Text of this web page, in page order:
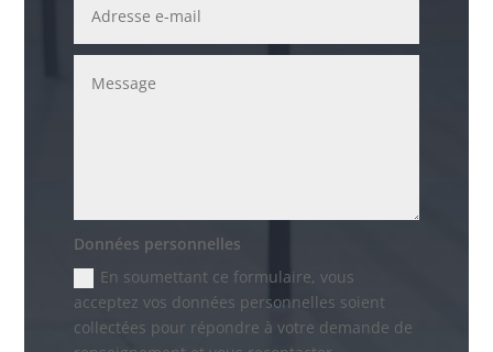
Données personnelles
En soumettant ce formulaire, vous
acceptez vos données personnelles soient
collectées pour répondre à votre demande de